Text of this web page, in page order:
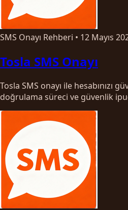
SMS Onayı Rehberi • 12 Mayıs
Tosla SMS Onayı
Tosla SMS onayı ile hesabınızı
doğrulama süreci ve güvenlik